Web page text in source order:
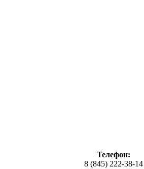
Телефон:
8 (845) 222-38-14